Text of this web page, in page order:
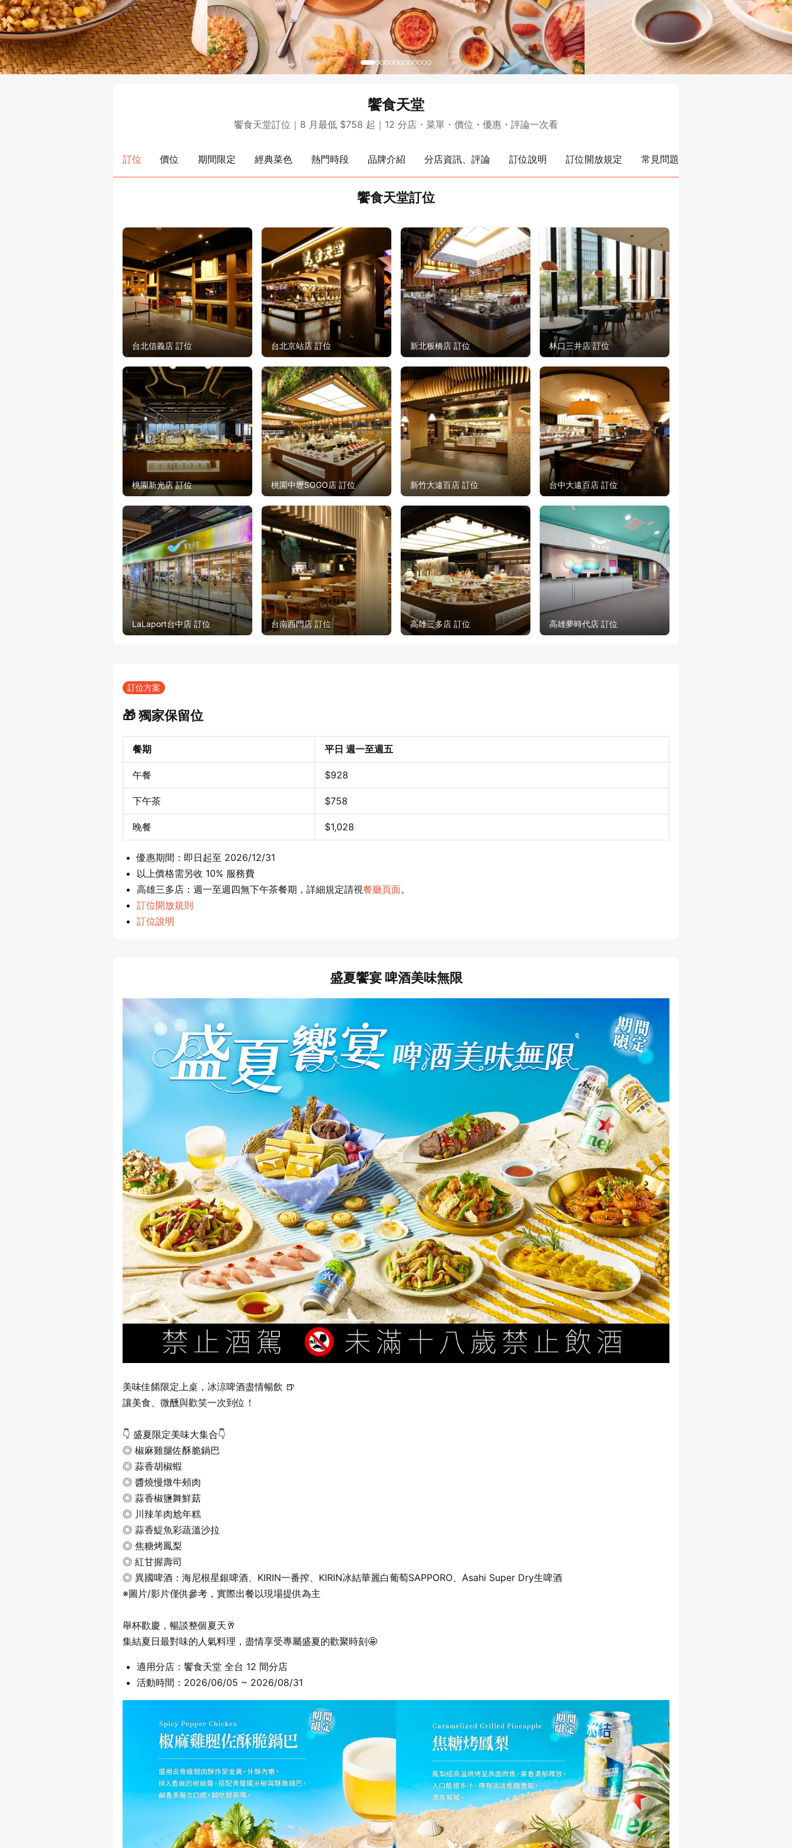
饗食天堂
饗食天堂訂位｜8 月最低 $758 起｜12 分店・菜單・價位・優惠・評論一次看
訂位 價位 期間限定 經典菜色 熱門時段 品牌介紹 分店資訊、評論 訂位說明 訂位開放規定 常見問題
饗食天堂訂位
台北信義店 訂位 台北京站店 訂位 新北板橋店 訂位 林口三井店 訂位
桃園新光店 訂位 桃園中壢SOGO店 訂位 新竹大遠百店 訂位 台中大遠百店 訂位
LaLaport台中店 訂位 台南西門店 訂位 高雄三多店 訂位 高雄夢時代店 訂位
訂位方案
🎁 獨家保留位
餐期 平日 週一至週五
午餐 $928
下午茶 $758
晚餐 $1,028
優惠期間：即日起至 2026/12/31
以上價格需另收 10% 服務費
高雄三多店：週一至週四無下午茶餐期，詳細規定請視餐廳頁面。
訂位開放規則
訂位說明
盛夏饗宴 啤酒美味無限
美味佳餚限定上桌，冰涼啤酒盡情暢飲 🍺
讓美食、微醺與歡笑一次到位！
👇 盛夏限定美味大集合👇
◎ 椒麻雞腿佐酥脆鍋巴
◎ 蒜香胡椒蝦
◎ 醬燒慢燉牛頰肉
◎ 蒜香椒鹽舞鮮菇
◎ 川辣羊肉尬年糕
◎ 蒜香鯷魚彩蔬溫沙拉
◎ 焦糖烤鳳梨
◎ 紅甘握壽司
◎ 異國啤酒：海尼根星銀啤酒、KIRIN一番搾、KIRIN冰結華麗白葡萄SAPPORO、Asahi Super Dry生啤酒
※圖片/影片僅供參考，實際出餐以現場提供為主
舉杯歡慶，暢談整個夏天🥂
集結夏日最對味的人氣料理，盡情享受專屬盛夏的歡聚時刻🤩
適用分店：饗食天堂 全台 12 間分店
活動時間：2026/06/05 ~ 2026/08/31
登出
確定要登出嗎？